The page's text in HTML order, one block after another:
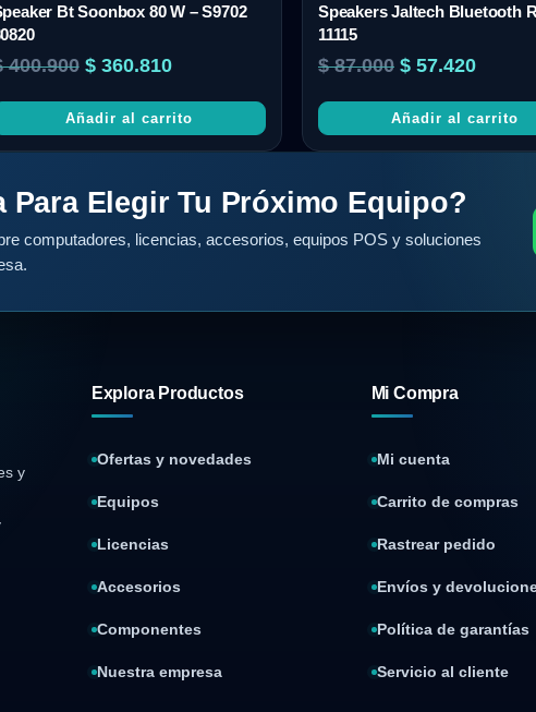
Bt Soonbox 80 W – S9702
400.900 $360.810
Añadir al carrito
Speakers Jaltech Bluetooth
11115
$87.000 $ 57.420
Añadir al carrito
Para Elegir Tu Próximo Equipo?
computadores, licencias, accesorios, equipos POS y soluciones
y
Explora Productos
Ofertas y novedades
Equipos
Licencias
Accesorios
Componentes
Nuestra empresa
Mi Compra
Mi cuenta
Carrito de compras
Rastrear pedido
Envíos y
Política de garantías
Servicio al cliente